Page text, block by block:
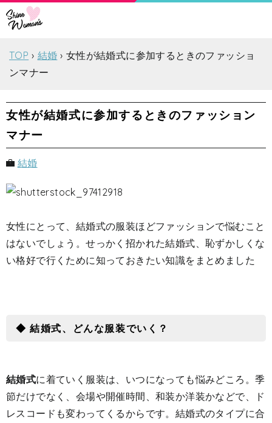
TOP 結婚
女性が結婚式に参加するときのファッショ
ンマナー
女性が結婚式に参加するときのファッション
マナー
結婚
女性にとって、結婚式の服装ほどファッションで悩むこと
はないでしょう。せっかく招かれた結婚式、恥ずかしくな
い格好で行くために知っておきたい知識をまとめました
◆ 結婚式、どんな服装でいく？
結婚式に着ていく服装は、いつになっても悩みどころ。季
節だけでなく、会場や開催時間、和装か洋装かなどで、ド
レスコードも変わってくるからです。結婚式のタイプに合